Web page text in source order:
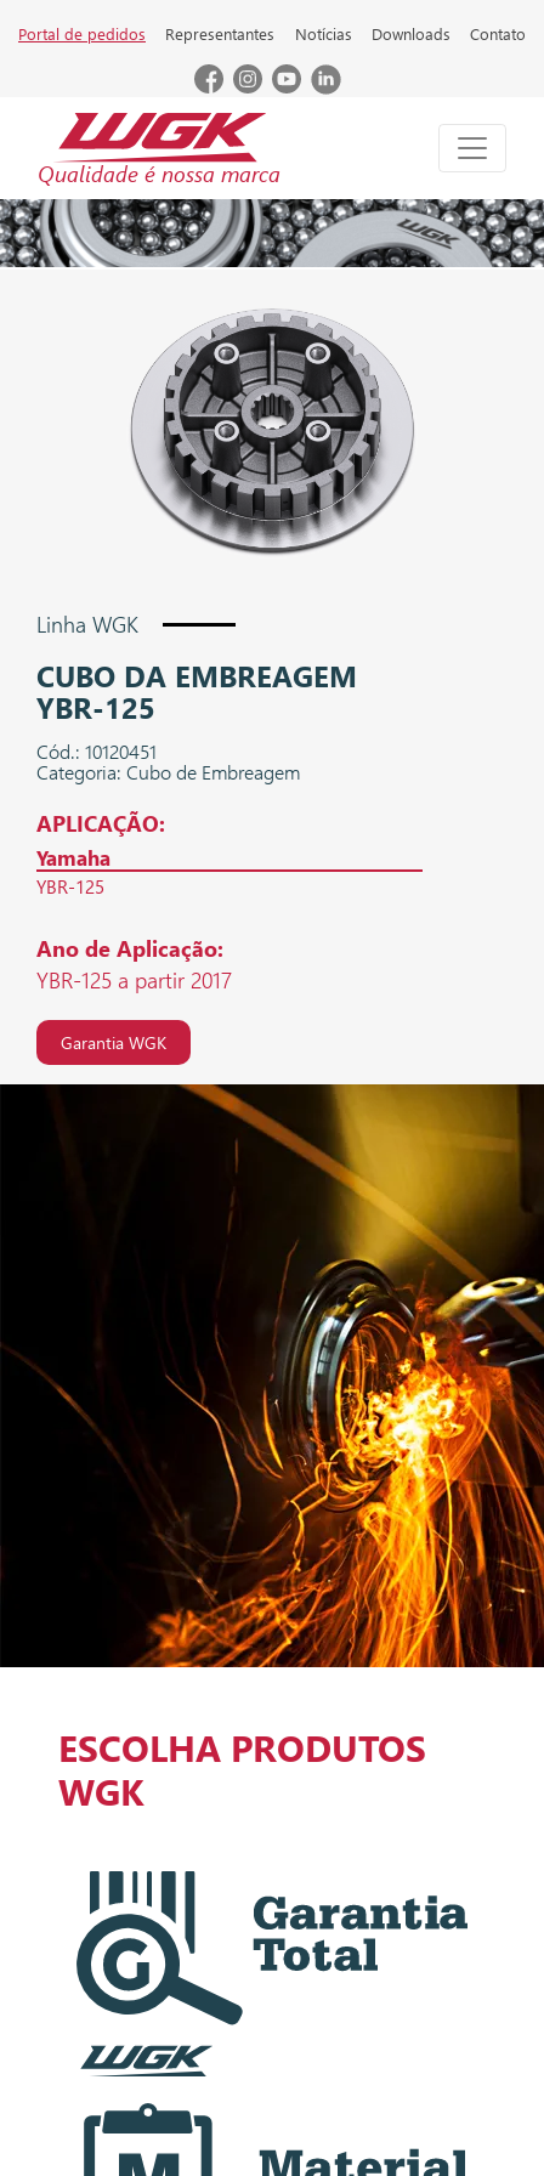
Portal de pedidos Representantes Notícias Downloads Contato
Qualidade é nossa marca
Linha WGK
CUBO DA EMBREAGEM
YBR-125
Cód.: 10120451
Categoria: Cubo de Embreagem
APLICAÇÃO:
Yamaha
YBR-125
Ano de Aplicação:
YBR-125 a partir 2017
Garantia WGK
ESCOLHA PRODUTOS
WGK